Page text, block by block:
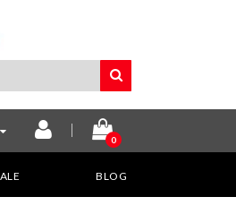
0
BLOG